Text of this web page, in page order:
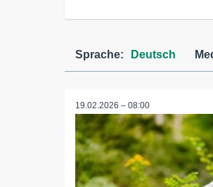
Sprache: Deutsch
19.02.2026 – 08:00